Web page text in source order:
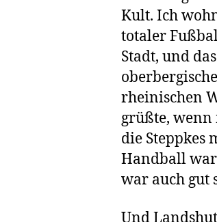
Kult. Ich
totaler
Stadt, und
rheinischen
grüßte, wenn
die Steppkes
Handball
war auch gut